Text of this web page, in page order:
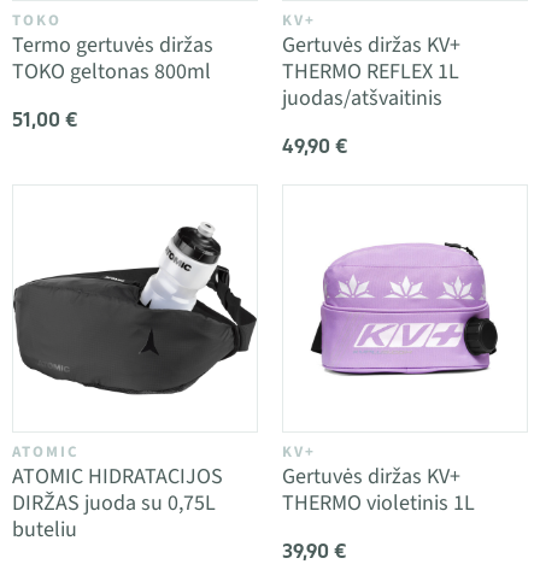
TOKO
Termo gertuvės diržas
TOKO geltonas 800ml
51,00 €
KV+
Gertuvės diržas KV+
THERMO REFLEX 1L
juodas/atšvaitinis
49,90 €
ATOMIC
ATOMIC HIDRATACIJOS
DIRŽAS juoda su 0,75L
buteliu
KV+
Gertuvės diržas KV+
THERMO violetinis 1L
39,90 €